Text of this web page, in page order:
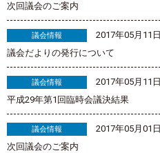
次回議会のご案内
議会情報
2017年05月11日
議会だよりの発行について
議会情報
2017年05月11日
平成29年第1回臨時会議決結果
議会情報
2017年05月01日
次回議会のご案内